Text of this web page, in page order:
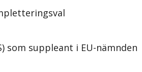
som suppleant i EU-nämnden